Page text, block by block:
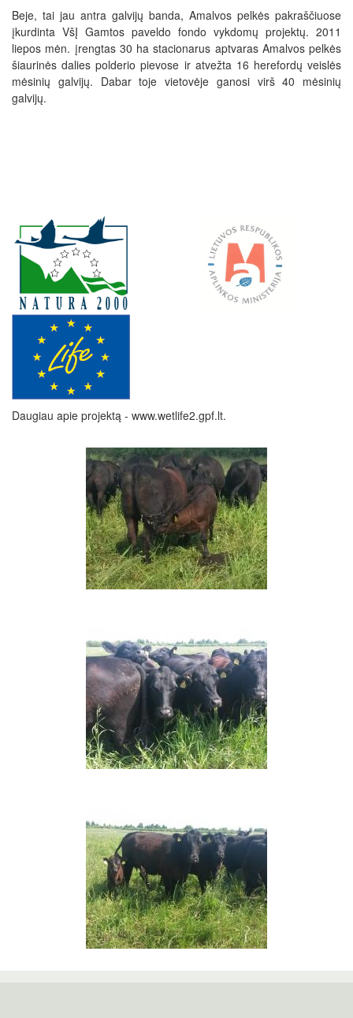
Beje, tai jau antra galvijų banda, Amalvos pelkės pakraščiuose
įkurdinta VšĮ Gamtos paveldo fondo vykdomų projektų. 2011
liepos mėn. įrengtas 30 ha stacionarus aptvaras Amalvos pelkės
šiaurinės dalies polderio pievose ir atvežta 16 herefordų veislės
mėsinių galvijų. Dabar toje vietovėje ganosi virš 40 mėsinių
galvijų.
Daugiau apie projektą - www.wetlife2.gpf.lt.